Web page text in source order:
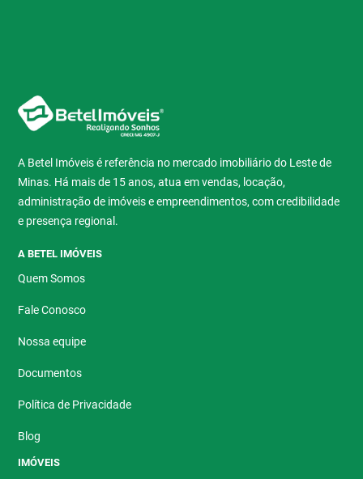
A Betel Imóveis é referência no mercado imobiliário do Leste de
Minas. Há mais de 15 anos, atua em vendas, locação,
administração de imóveis e empreendimentos, com credibilidade
e presença regional.
A BETEL IMÓVEIS
Quem Somos
Fale Conosco
Nossa equipe
Documentos
Política de Privacidade
Blog
IMÓVEIS